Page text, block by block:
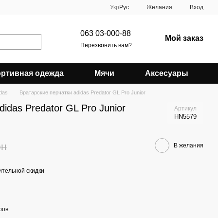
Укр Рус Желания Вход
063 03-000-88
Перезвонить вам?
Мой заказ
одежда Мячи Аксесуары
Вратарские перчатки adidas Predator GL Pro Junior
Predator GL Pro Junior Артикул
HN5579
В желания
скидки